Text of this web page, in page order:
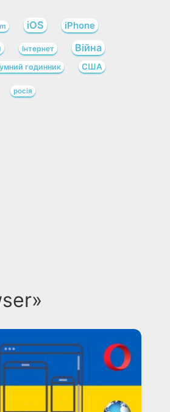
iOS iPhone
Інтернет Війна
годинник США
росія